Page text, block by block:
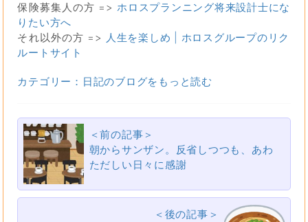
保険募集人の方 =>ホロスプランニング将来設計士にな
りたい方へ
それ以外の方 => 人生を楽しめ | ホロスグループのリク
ルートサイト
カテゴリー：日記のブログをもっと読む
＜前の記事＞
朝からサンザン。反省しつつも、あわ
ただしい日々に感謝
＜後の記事＞